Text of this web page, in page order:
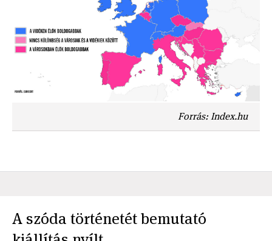
Forrás: Index.hu
A szóda történetét bemutató